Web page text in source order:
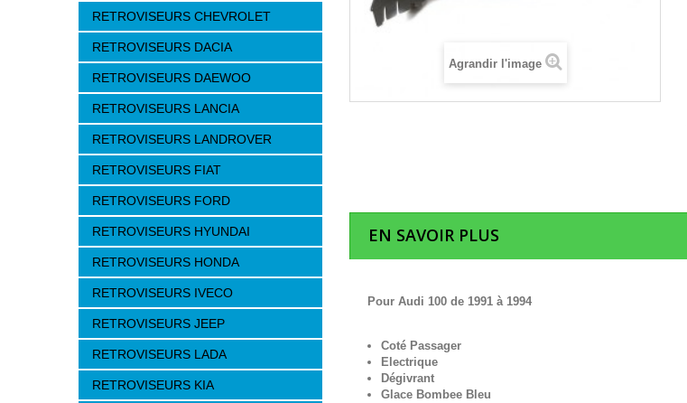
RETROVISEURS CHEVROLET
RETROVISEURS DACIA
RETROVISEURS DAEWOO
RETROVISEURS LANCIA
RETROVISEURS LANDROVER
RETROVISEURS FIAT
RETROVISEURS FORD
RETROVISEURS HYUNDAI
RETROVISEURS HONDA
RETROVISEURS IVECO
RETROVISEURS JEEP
RETROVISEURS LADA
RETROVISEURS KIA
Agrandir l'image
EN SAVOIR PLUS
Pour Audi 100 de 1991 à 1994
Coté Passager
Electrique
Dégivrant
Glace Bombee Bleu